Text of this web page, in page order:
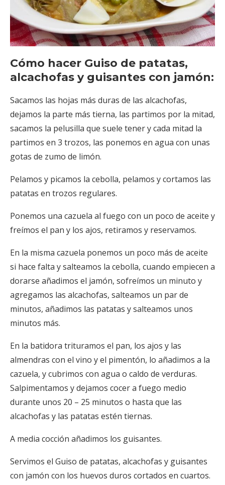
Cómo hacer Guiso de patatas,
alcachofas y guisantes con jamón:
Sacamos las hojas más duras de las alcachofas,
dejamos la parte más tierna, las partimos por la mitad,
sacamos la pelusilla que suele tener y cada mitad la
partimos en 3 trozos, las ponemos en agua con unas
gotas de zumo de limón.
Pelamos y picamos la cebolla, pelamos y cortamos las
patatas en trozos regulares.
Ponemos una cazuela al fuego con un poco de aceite y
freímos el pan y los ajos, retiramos y reservamos.
En la misma cazuela ponemos un poco más de aceite
si hace falta y salteamos la cebolla, cuando empiecen a
dorarse añadimos el jamón, sofreímos un minuto y
agregamos las alcachofas, salteamos un par de
minutos, añadimos las patatas y salteamos unos
minutos más.
En la batidora trituramos el pan, los ajos y las
almendras con el vino y el pimentón, lo añadimos a la
cazuela, y cubrimos con agua o caldo de verduras.
Salpimentamos y dejamos cocer a fuego medio
durante unos 20 – 25 minutos o hasta que las
alcachofas y las patatas estén tiernas.
A media cocción añadimos los guisantes.
Servimos el Guiso de patatas, alcachofas y guisantes
con jamón con los huevos duros cortados en cuartos.